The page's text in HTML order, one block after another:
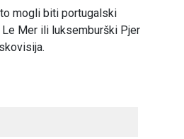
mogli biti portugalski
Mer ili luksemburški Pjer